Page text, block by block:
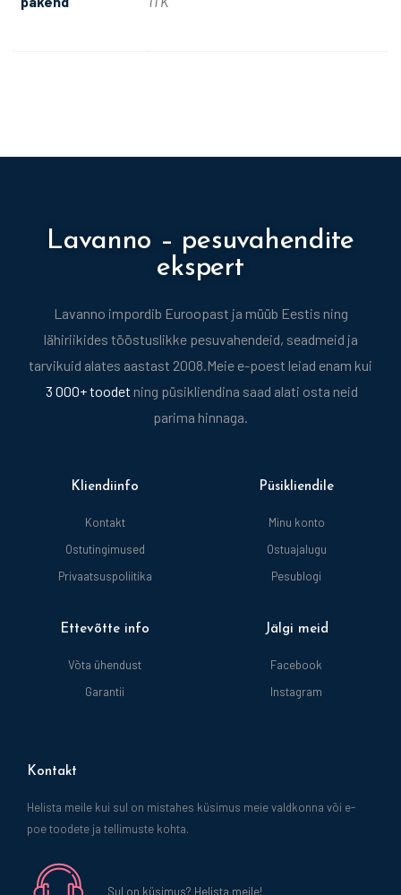
Lavanno – pesuvahendite
ekspert
Lavanno impordib Euroopast ja müüb Eestis ning
lähiriikides tööstuslikke pesuvahendeid, seadmeid ja
tarvikuid alates aastast 2008. Meie e-poest leiad enam kui
3 000+ toodet ning püsikliendina saad alati osta neid
parima hinnaga.
Kliendiinfo
Kontakt
Ostutingimused
Privaatsuspoliitika
Püsikliendile
Minu konto
Ostuajalugu
Pesublogi
Ettevõtte info
Võta ühendust
Garantii
Jälgi meid
Facebook
Instagram
Kontakt
Helista meile kui sul on mistahes küsimus meie valdkonna või e-
poe toodete ja tellimuste kohta.
Sul on küsimus? Helista meile!